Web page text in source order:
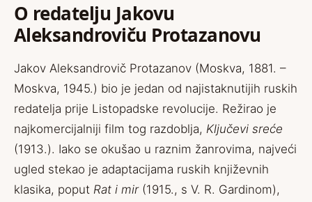
O redatelju Jakovu
Aleksandroviču Protazanovu
Jakov Aleksandrovič Protazanov (Moskva, 1881. –
Moskva, 1945.) bio je jedan od najistaknutijih ruskih
redatelja prije Listopadske revolucije. Režirao je
najkomercijalniji film tog razdoblja, Ključevi sreće
(1913.). Iako se okušao u raznim žanrovima, najveći
ugled stekao je adaptacijama ruskih književnih
klasika, poput Rat i mir(1915., s V. R. Gardinom),